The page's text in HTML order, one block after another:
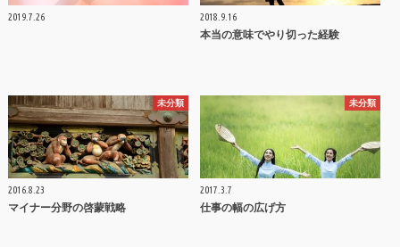
2019.7.26 2018.9.16
本当の意味でやり切った経験
未分類
2016.8.23
マイナー分野の啓蒙戦略
未分類
2017.3.7
仕事の幅の広げ方